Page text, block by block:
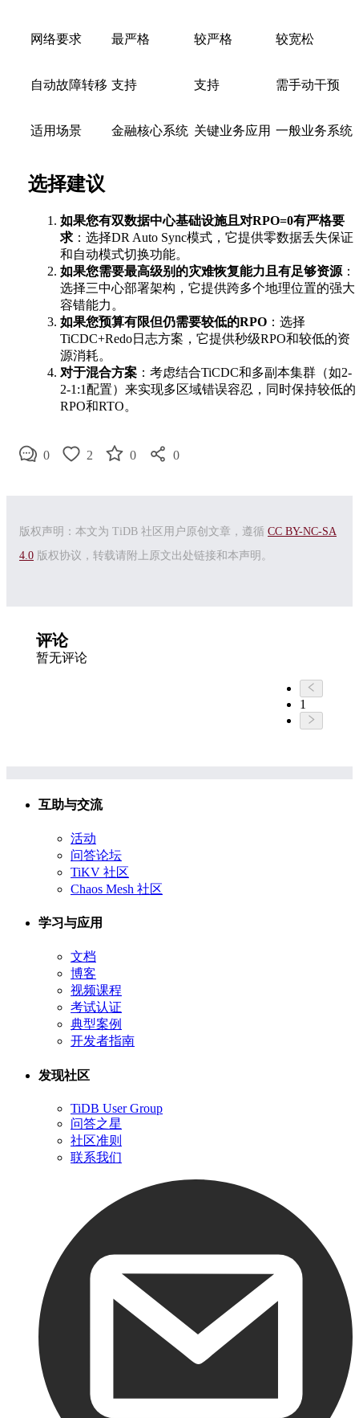
网络要求 最严格 较严格 较宽松
自动故障转移 支持 支持 需手动干预
适用场景 金融核心系统 关键业务应用 一般业务系统
选择建议
如果您有双数据中心基础设施且对RPO=0有严格要
求 ：选择DR Auto Sync模式，它提供零数据丢失保证
和自动模式切换功能。
如果您需要最高级别的灾难恢复能力且有足够资源 ：
选择三中心部署架构，它提供跨多个地理位置的强大
容错能力。
如果您预算有限但仍需要较低的RPO ：选择
TiCDC+Redo日志方案，它提供秒级RPO和较低的资
源消耗。
对于混合方案 ：考虑结合TiCDC和多副本集群（如2-
2-1:1配置）来实现多区域错误容忍，同时保持较低的
RPO和RTO。
0 2 0 0
版权声明：本文为 TiDB 社区用户原创文章，遵循 CC BY-NC-SA
4.0 版权协议，转载请附上原文出处链接和本声明。
评论
暂无评论
1
互助与交流
活动
问答论坛
TiKV 社区
Chaos Mesh 社区
学习与应用
文档
博客
视频课程
考试认证
典型案例
开发者指南
发现社区
TiDB User Group
问答之星
社区准则
联系我们